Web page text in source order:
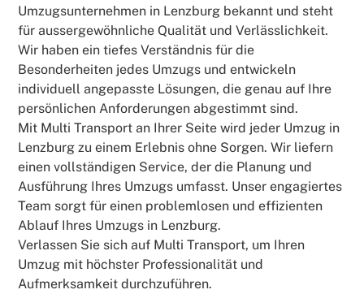
Umzugsunternehmen in Lenzburg bekannt und steht
für aussergewöhnliche Qualität und Verlässlichkeit.
Wir haben ein tiefes Verständnis für die
Besonderheiten jedes Umzugs und entwickeln
individuell angepasste Lösungen, die genau auf Ihre
persönlichen Anforderungen abgestimmt sind.
Mit Multi Transport an Ihrer Seite wird jeder Umzug in
Lenzburg zu einem Erlebnis ohne Sorgen. Wir liefern
einen vollständigen Service, der die Planung und
Ausführung Ihres Umzugs umfasst. Unser engagiertes
Team sorgt für einen problemlosen und effizienten
Ablauf Ihres Umzugs in Lenzburg.
Verlassen Sie sich auf Multi Transport, um Ihren
Umzug mit höchster Professionalität und
Aufmerksamkeit durchzuführen.